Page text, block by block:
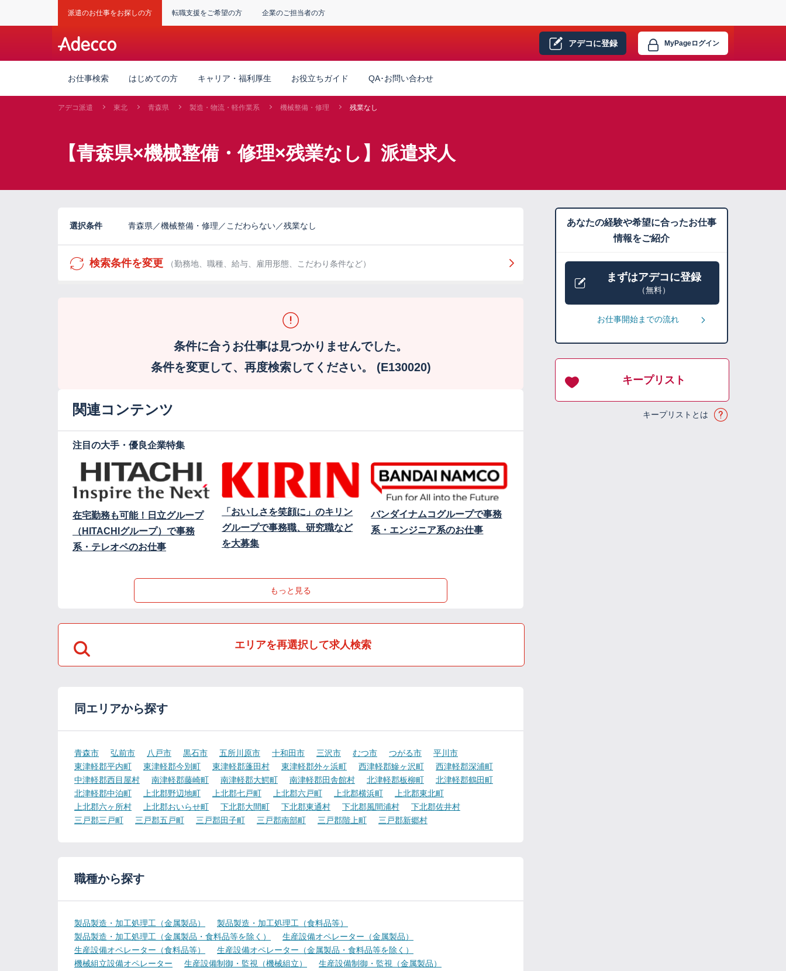
派遣のお仕事をお探しの方 転職支援をご希望の方 企業のご担当者の方
アデコに登録 MyPageログイン
お仕事検索 はじめての方 キャリア・福利厚生 お役立ちガイド QA･お問い合わせ
アデコ派遣 東北 青森県 製造・物流・軽作業系 機械整備・修理 残業なし
【青森県×機械整備・修理×残業なし】派遣求人
選択条件 青森県／機械整備・修理／こだわらない／残業なし
検索条件を変更 （勤務地、職種、給与、雇用形態、こだわり条件など）
条件に合うお仕事は見つかりませんでした。
条件を変更して、再度検索してください。 (E130020)
関連コンテンツ
注目の大手・優良企業特集
在宅勤務も可能！日立グループ
（HITACHIグループ）で事務
系・テレオペのお仕事
「おいしさを笑顔に」のキリン
グループで事務職、研究職など
を大募集
バンダイナムコグループで事務
系・エンジニア系のお仕事
もっと見る
エリアを再選択して求人検索
同エリアから探す
青森市 弘前市 八戸市 黒石市 五所川原市 十和田市 三沢市 むつ市 つがる市
平川市
東津軽郡平内町
東津軽郡今別町 東津軽郡蓬田村 東津軽郡外ヶ浜町 西津軽郡鰺ヶ沢町
西津軽郡深浦町
中津軽郡西目屋村
南津軽郡藤崎町 南津軽郡大鰐町 南津軽郡田舎館村 北津軽郡板柳町
北津軽郡鶴田町
北津軽郡中泊町
上北郡野辺地町 上北郡七戸町 上北郡六戸町 上北郡横浜町
上北郡東北町
上北郡六ヶ所村
上北郡おいらせ町 下北郡大間町 下北郡東通村 下北郡風間浦村
下北郡佐井村
三戸郡三戸町
三戸郡五戸町 三戸郡田子町 三戸郡南部町 三戸郡階上町 三戸郡新郷村
職種から探す
製品製造・加工処理工（金属製品）
製品製造・加工処理工（食料品等）
製品製造・加工処理工（金属製品・食料品等を除く）
生産設備オペレーター（金属製品）
生産設備オペレーター（食料品等）
生産設備オペレーター（金属製品・食料品等を除く）
機械組立設備オペレーター
生産設備制御・監視（機械組立）
生産設備制御・監視（金属製品）
あなたの経験や希望に合ったお仕事
情報をご紹介
まずはアデコに登録
（無料）
お仕事開始までの流れ
キープリスト
キープリストとは